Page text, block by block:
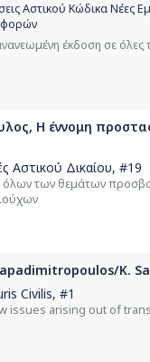
Αστικού Κώδικα
έκδοση σε όλες
Η έννομη
Αστικού Δικαίου, #19
όλων των θεμάτων
K.
Civilis, #1
issues arising out of